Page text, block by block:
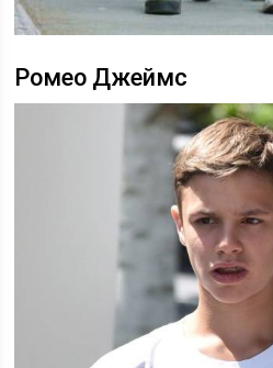
Ромео Джеймс